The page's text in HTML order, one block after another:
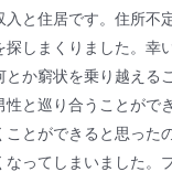
入と住居です。住所不
探しまくりました。幸
とか窮状を乗り越える
性と巡り合うことがで
ことができると思った
なってしまいました。